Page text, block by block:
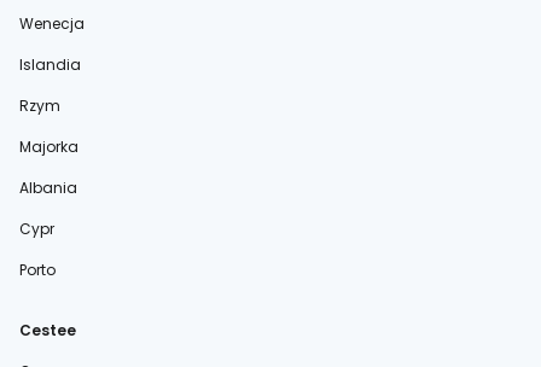
Wenecja
Islandia
Rzym
Majorka
Albania
Cypr
Porto
Cestee